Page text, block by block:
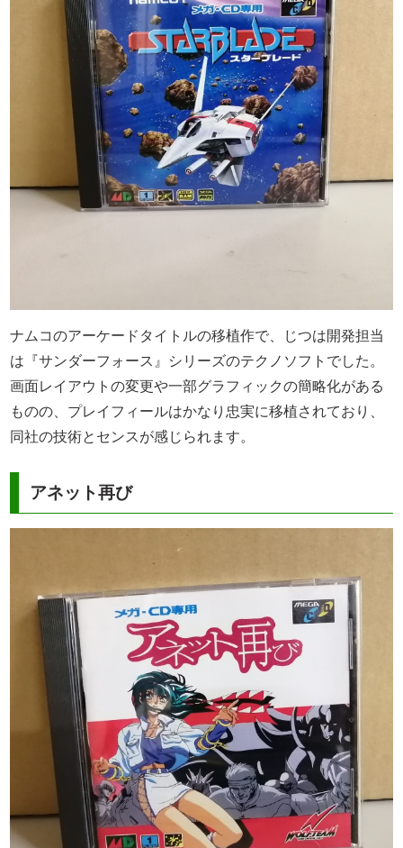
ナムコのアーケードタイトルの移植作で、じつは開発担当
は『サンダーフォース』シリーズのテクノソフトでした。
画面レイアウトの変更や一部グラフィックの簡略化がある
ものの、プレイフィールはかなり忠実に移植されており、
同社の技術とセンスが感じられます。
アネット再び